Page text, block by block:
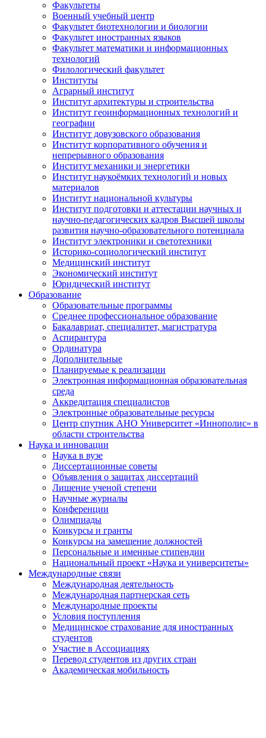
Факультеты
Военный учебный центр
Факультет биотехнологии и биологии
Факультет иностранных языков
Факультет математики и информационных
технологий
Филологический факультет
Институты
Аграрный институт
Институт архитектуры и строительства
Институт геоинформационных технологий и
географии
Институт довузовского образования
Институт корпоративного обучения и
непрерывного образования
Институт механики и энергетики
Институт наукоёмких технологий и новых
материалов
Институт национальной культуры
Институт подготовки и аттестации научных и
научно-педагогических кадров Высшей школы
развития научно-образовательного потенциала
Институт электроники и светотехники
Историко-социологический институт
Медицинский институт
Экономический институт
Юридический институт
Образование
Образовательные программы
Среднее профессиональное образование
Бакалавриат, специалитет, магистратура
Аспирантура
Ординатура
Дополнительные
Планируемые к реализации
Электронная информационная образовательная
среда
Аккредитация специалистов
Электронные образовательные ресурсы
Центр спутник АНО Университет «Иннополис» в
области строительства
Наука и инновации
Наука в вузе
Диссертационные советы
Объявления о защитах диссертаций
Лишение ученой степени
Научные журналы
Конференции
Олимпиады
Конкурсы и гранты
Конкурсы на замещение должностей
Персональные и именные стипендии
Национальный проект «Наука и университеты»
Международные связи
Международная деятельность
Международная партнерская сеть
Международные проекты
Условия поступления
Медицинское страхование для иностранных
студентов
Участие в Ассоциациях
Перевод студентов из других стран
Академическая мобильность